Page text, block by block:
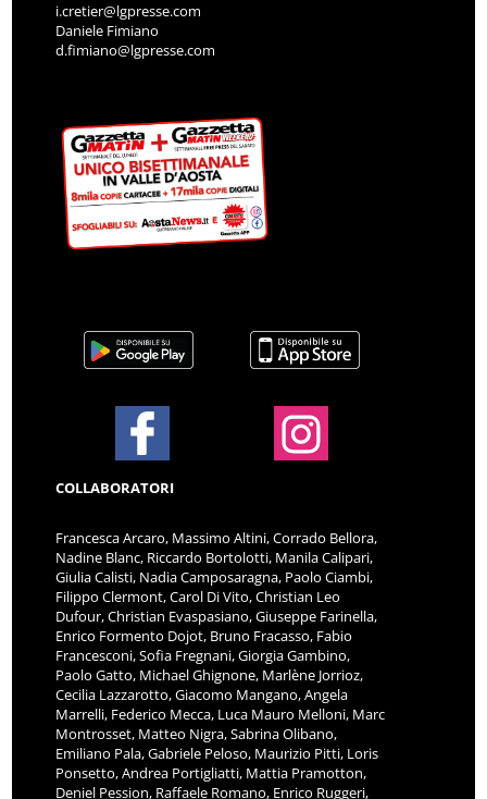
i.cretier@lgpresse.com
Daniele Fimiano
d.fimiano@lgpresse.com
COLLABORATORI
Francesca Arcaro, Massimo Altini, Corrado Bellora,
Nadine Blanc, Riccardo Bortolotti, Manila Calipari,
Giulia Calisti, Nadia Camposaragna, Paolo Ciambi,
Filippo Clermont, Carol Di Vito, Christian Leo
Dufour, Christian Evaspasiano, Giuseppe Farinella,
Enrico Formento Dojot, Bruno Fracasso, Fabio
Francesconi, Sofia Fregnani, Giorgia Gambino,
Paolo Gatto, Michael Ghignone, Marlène Jorrioz,
Cecilia Lazzarotto, Giacomo Mangano, Angela
Marrelli, Federico Mecca, Luca Mauro Melloni, Marc
Montrosset, Matteo Nigra, Sabrina Olibano,
Emiliano Pala, Gabriele Peloso, Maurizio Pitti, Loris
Ponsetto, Andrea Portigliatti, Mattia Pramotton,
Deniel Pession, Raffaele Romano, Enrico Ruggeri,